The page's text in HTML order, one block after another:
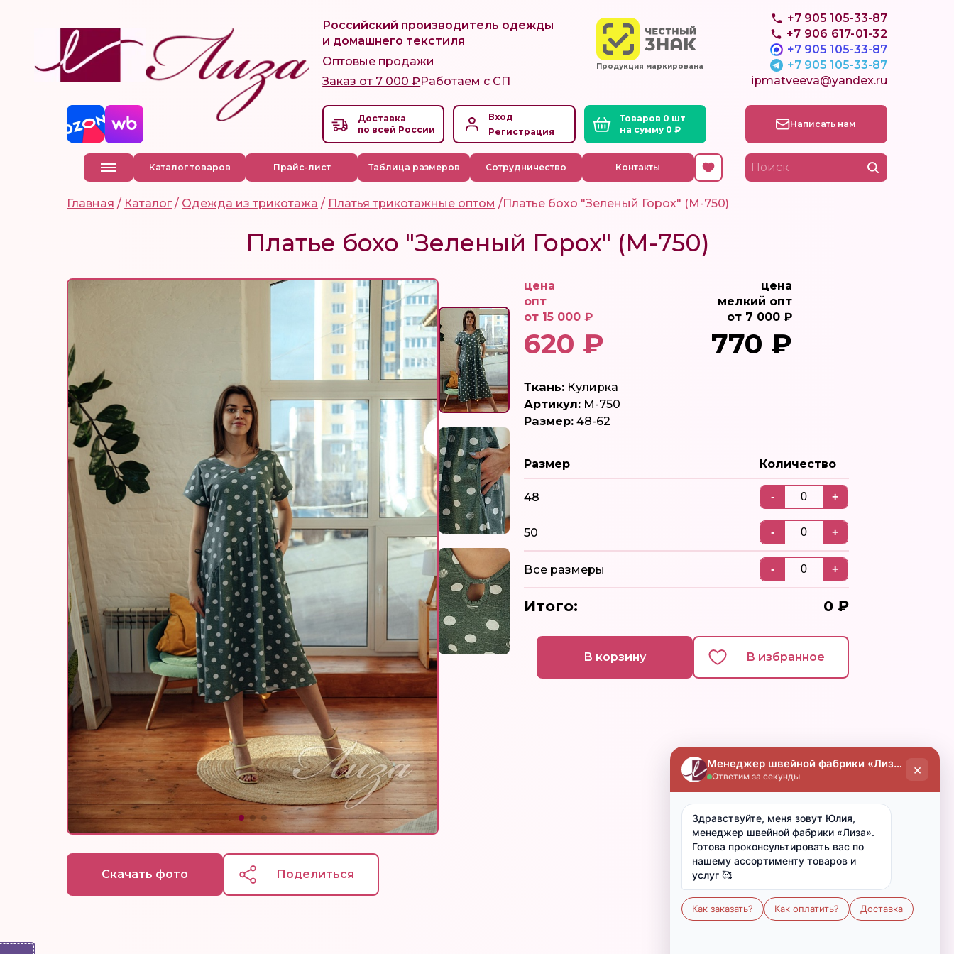
Российский производитель одежды
и домашнего текстиля
Оптовые продажи
Заказ от 7 000 ₽Работаем с СП
Продукция маркирована
+7 905 105-33-87
+7 906 617-01-32
+7 905 105-33-87
+7 905 105-33-87
ipmatveeva@yandex.ru
Доставка
по всей России
Вход
Регистрация
Написать нам
Каталог товаров Прайс-лист Таблица размеров Сотрудничество Контакты
Главная / Каталог/ Одежда из трикотажа / Платья трикотажные оптом /Платье бохо "Зеленый Горох" (М-750)
Платье бохо "Зеленый Горох" (М-750)
Скачать фото Поделиться
цена
опт
от 15 000 ₽
620 ₽
цена
мелкий опт
от 7 000 ₽
770 ₽
Ткань:Кулирка
Артикул:М-750
Размер:48-62
Размер Количество
48
50
Все размеры
Итого: 0₽
В корзину В избранное